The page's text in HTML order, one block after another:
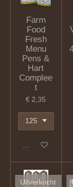
Farm
Food
Fresh
Menu
Pens &
Hart
Complee
t
€ 2,35
In winkelwagen
Uitverkocht